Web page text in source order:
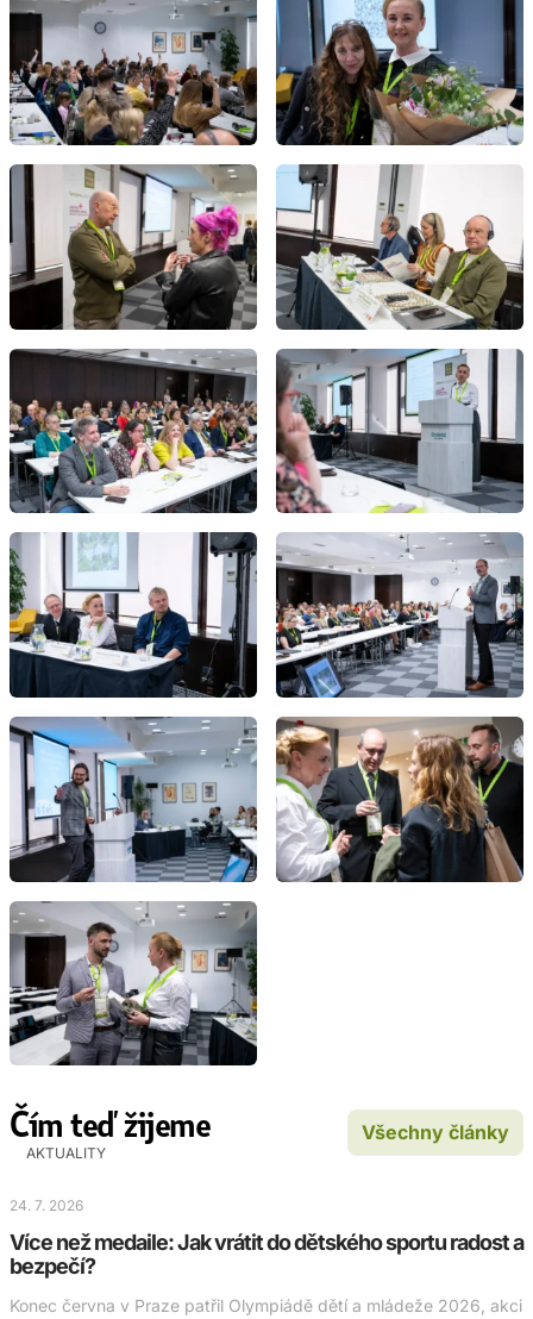
Čím teď žijeme Všechny články
AKTUALITY
24. 7. 2026
Více než medaile: Jak vrátit do dětského sportu radost a
bezpečí?
Konec června v Praze patřil Olympiádě dětí a mládeže 2026, akci